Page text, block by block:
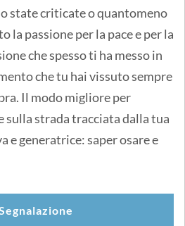
state criticate o quantomeno
la passione per la pace e per la
che spesso ti ha messo in
che tu hai vissuto sempre
Il modo migliore per
strada tracciata dalla tua
e generatrice: saper osare e